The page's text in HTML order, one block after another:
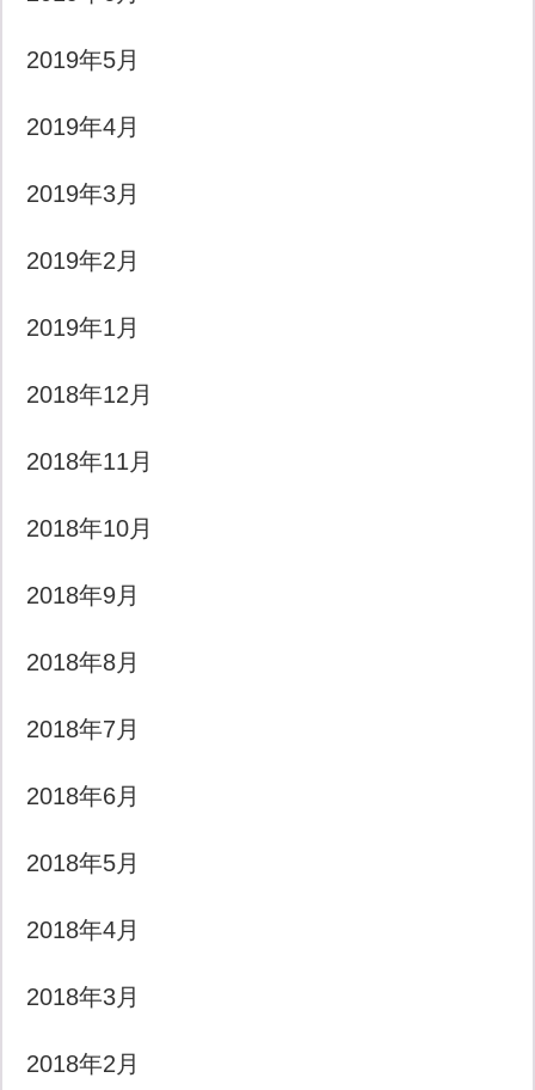
2019年5月
2019年4月
2019年3月
2019年2月
2019年1月
2018年12月
2018年11月
2018年10月
2018年9月
2018年8月
2018年7月
2018年6月
2018年5月
2018年4月
2018年3月
2018年2月